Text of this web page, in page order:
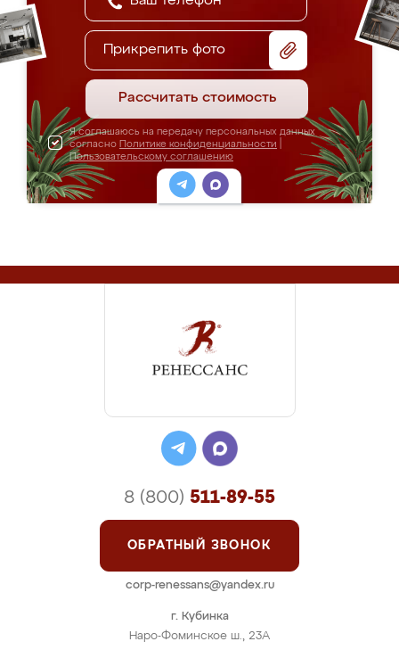
Прикрепить фото
Рассчитать стоимость
Я соглашаюсь на передачу персональных данных
согласно Политике конфиденциальности
Пользовательскому соглашению
г. Кубинка
Наро-Фоминское ш., 23А
8 (800) 511-89-55
ОБРАТНЫЙ ЗВОНОК
corp-renessans@yandex.ru